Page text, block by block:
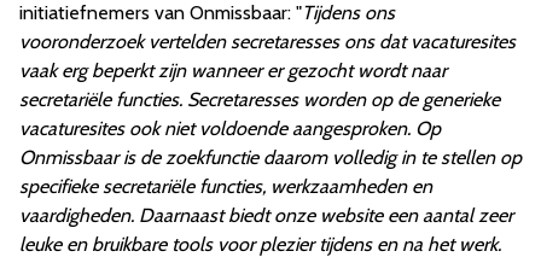
initiatiefnemers van Onmissbaar: "Tijdens ons
vooronderzoek vertelden secretaresses ons dat vacaturesites
vaak erg beperkt zijn wanneer er gezocht wordt naar
secretariële functies. Secretaresses worden op de generieke
vacaturesites ook niet voldoende aangesproken. Op
Onmissbaar is de zoekfunctie daarom volledig in te stellen op
specifieke secretariële functies, werkzaamheden en
vaardigheden. Daarnaast biedt onze website een aantal zeer
leuke en bruikbare tools voor plezier tijdens en na het werk.